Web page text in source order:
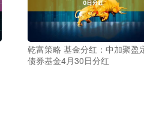
乾富策略 基金分红：中加聚盈
债券基金4月30日分红